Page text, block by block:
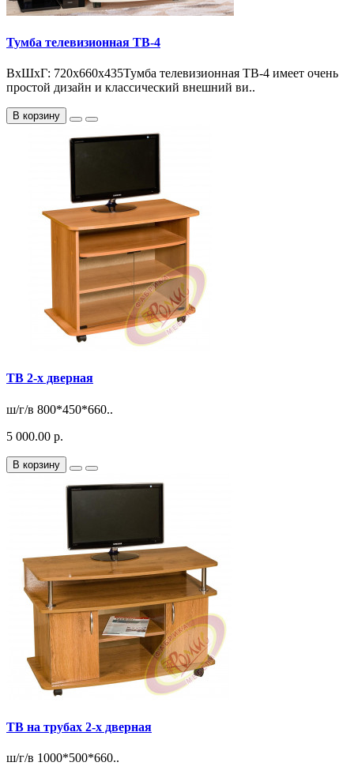
Тумба телевизионная ТВ-4
ВхШхГ: 720х660х435Тумба телевизионная ТВ-4 имеет очень
простой дизайн и классический внешний ви..
В корзину
ТВ 2-х дверная
ш/г/в 800*450*660..
5 000.00 р.
В корзину
ТВ на трубах 2-х дверная
ш/г/в 1000*500*660..